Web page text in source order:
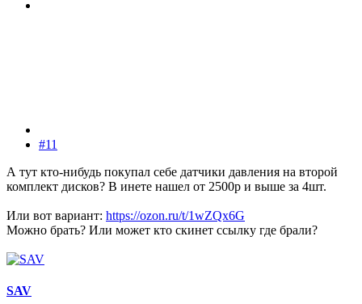
#11
А тут кто-нибудь покупал себе датчики давления на второй
комплект дисков? В инете нашел от 2500р и выше за 4шт.
Или вот вариант: https://ozon.ru/t/1wZQx6G
Можно брать? Или может кто скинет ссылку где брали?
SAV